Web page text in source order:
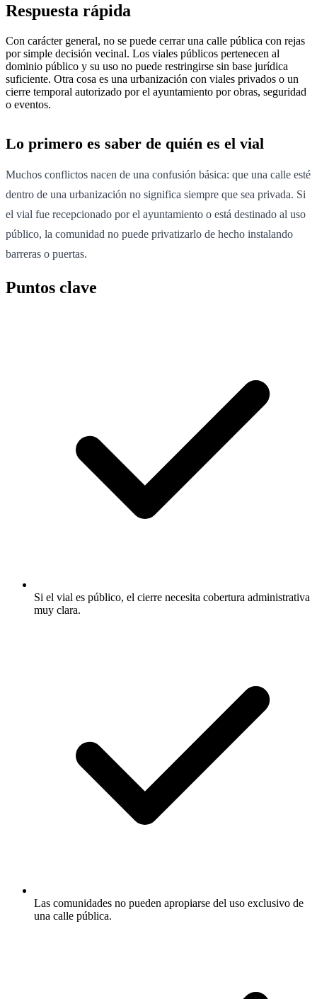
Respuesta rápida
Con carácter general, no se puede cerrar una calle pública con rejas
por simple decisión vecinal. Los viales públicos pertenecen al
dominio público y su uso no puede restringirse sin base jurídica
suficiente. Otra cosa es una urbanización con viales privados o un
cierre temporal autorizado por el ayuntamiento por obras, seguridad
o eventos.
Lo primero es saber de quién es el vial
Muchos conflictos nacen de una confusión básica: que una calle esté
dentro de una urbanización no significa siempre que sea privada. Si
el vial fue recepcionado por el ayuntamiento o está destinado al uso
público, la comunidad no puede privatizarlo de hecho instalando
barreras o puertas.
Puntos clave
Si el vial es público, el cierre necesita cobertura administrativa
muy clara.
Las comunidades no pueden apropiarse del uso exclusivo de
una calle pública.